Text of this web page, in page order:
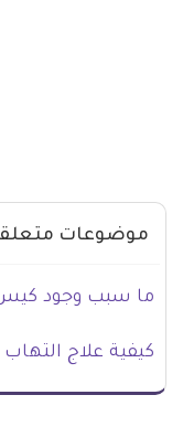
موضوعات
ما سبب وجود كيس
كيفية علاج